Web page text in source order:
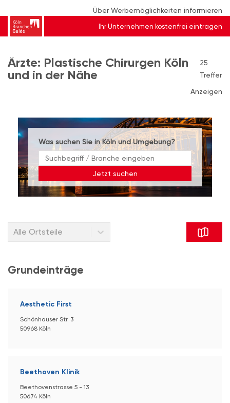
Über Werbemöglichkeiten informieren
Ihr Unternehmen kostenfrei eintragen
Ärzte: Plastische Chirurgen Köln
und in der Nähe
25
Treffer
Anzeigen
Was suchen Sie in Köln und Umgebung?
Jetzt suchen
Alle Ortsteile
Grundeinträge
Aesthetic First
Schönhauser Str. 3
50968 Köln
Beethoven Klinik
Beethovenstrasse 5 - 13
50674 Köln